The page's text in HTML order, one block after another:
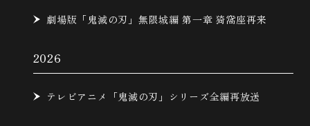
劇場版「鬼滅の刃」無限城編 第一章 猗窩座再来
2026
テレビアニメ「鬼滅の刃」シリーズ全編再放送